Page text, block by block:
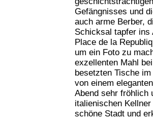
Gefängnisses und
auch arme Berber,
Schicksal tapfer ins
Place de la
um ein Foto zu
exzellenten Mahl
besetzten Tische
von einem
Abend sehr fröhlich
italienischen
schöne Stadt und